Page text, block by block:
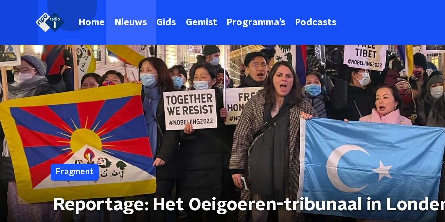
Home Nieuws Gids Gemist Programma's Podcasts
Fragment
Reportage: Het Oeigoeren-tribunaal in